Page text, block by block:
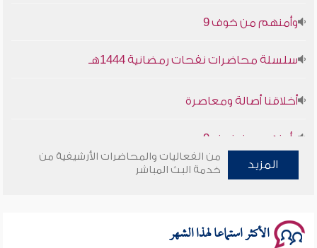
سلسلة محاضرات نفحات رمضانية 1444هـ
المزيد
من الفعاليات والمحاضرات الأرشيفية من
خدمة البث المباشر
الأكثر استماعا لهذا الشهر